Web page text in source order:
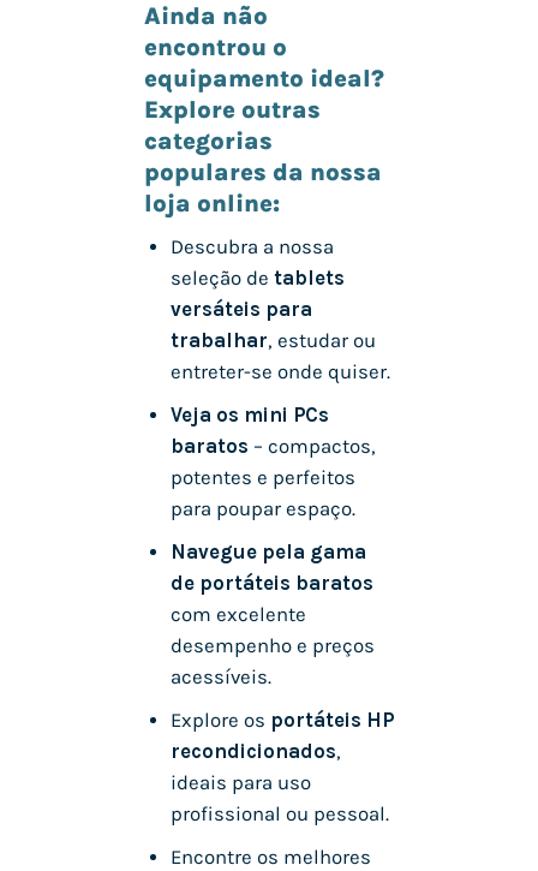
Ainda não
encontrou o
equipamento ideal?
Explore outras
categorias
populares da nossa
loja online:
Descubra a nossa
seleção de tablets
versáteis para
trabalhar, estudar ou
entreter-se onde quiser.
Veja os mini PCs
baratos – compactos,
potentes e perfeitos
para poupar espaço.
Navegue pela gama
de portáteis baratos
com excelente
desempenho e preços
acessíveis.
Explore os portáteis HP
recondicionados,
ideais para uso
profissional ou pessoal.
Encontre os melhores